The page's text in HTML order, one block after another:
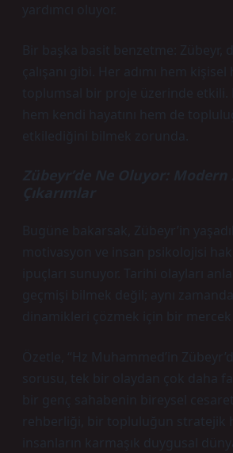
yardımcı oluyor.
Bir başka basit benzetme: Zübeyr,
çalışanı gibi. Her adımı hem
toplumsal bir proje üzerinde etkili.
hem kendi hayatını hem de
etkilediğini bilmek zorunda.
Zübeyr’de Ne Oluyor:
Çıkarımlar
Bugüne bakarsak, Zübeyr’in
motivasyon ve insan psikolojisi
ipuçları sunuyor. Tarihi olayları
geçmişi bilmek değil; aynı
dinamikleri çözmek için bir mercek
Özetle, “Hz Muhammed’in
sorusu, tek bir olaydan çok daha
bir genç sahabenin bireysel
rehberliği, bir topluluğun stratejik
insanların karmaşık duygusal